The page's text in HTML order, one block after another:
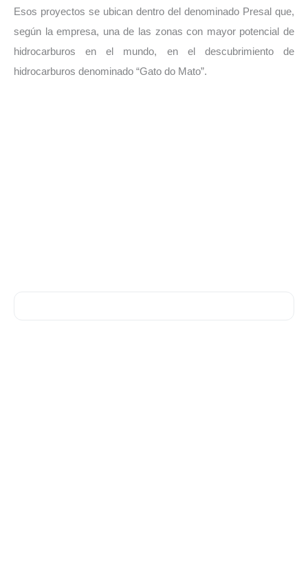
Esos proyectos se ubican dentro del denominado Presal que,
según la empresa, una de las zonas con mayor potencial de
hidrocarburos en el mundo, en el descubrimiento de
hidrocarburos denominado “Gato do Mato”.